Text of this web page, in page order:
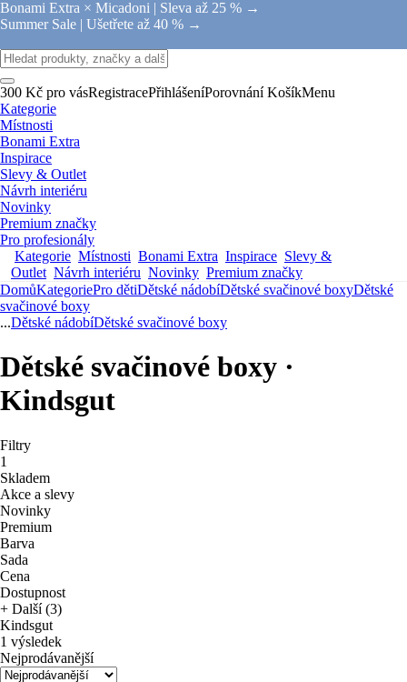
Bonami Extra × Micadoni | Sleva až 25 % →
Summer Sale | Ušetřete až 40 % →
300 Kč pro vásRegistracePřihlášeníPorovnání KošíkMenu
Kategorie
Místnosti
Bonami Extra
Inspirace
Slevy & Outlet
Návrh interiéru
Novinky
Premium značky
Pro profesionály
Kategorie Místnosti Bonami Extra Inspirace Slevy &
Outlet Návrh interiéru Novinky Premium značky
DomůKategoriePro dětiDětské nádobíDětské svačinové boxyDětské
svačinové boxy
...Dětské nádobíDětské svačinové boxy
Dětské svačinové boxy ·
Kindsgut
Filtry
1
Skladem
Akce a slevy
Novinky
Premium
Barva
Sada
Cena
Dostupnost
+ Další (3)
Kindsgut
1 výsledek
Nejprodávanější